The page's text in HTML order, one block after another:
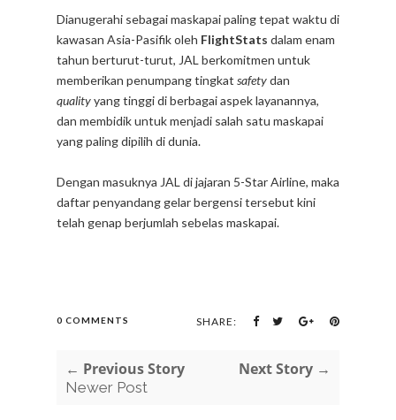
Dianugerahi sebagai maskapai paling tepat waktu di
kawasan Asia-Pasifik oleh FlightStats dalam enam
tahun berturut-turut, JAL berkomitmen untuk
memberikan penumpang tingkat safetydan
qualityyang tinggi di berbagai aspek layanannya,
dan membidik untuk menjadi salah satu maskapai
yang paling dipilih di dunia.
Dengan masuknya JAL di jajaran 5-Star Airline, maka
daftar penyandang gelar bergensi tersebut kini
telah genap berjumlah sebelas maskapai.
0 COMMENTS SHARE:
← Previous Story
Newer Post
Next Story →